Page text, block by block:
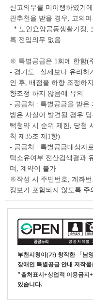
신고의무를 미이행하였기
관추천을 받을 경우, 고의
* 노인요양공동생활가정,
록 전입의무 없음
※ 특별공급은 1회에 한함(
- 경기도 : 실제보다 유리하
인 후, 배점을 하향 조정하
향조정 하지 않음에 유의
- 공급처 : 특별공급을 받은
받은 사실이 발견될 경우
택청약 시 순위 제한, 당첨
칙 제35조 제1항)
- 공급처 : 특별공급대상자
택소유여부 전산검색결과
며, 계약이 불가
※작성 시 주민번호, 계좌
정보가 포함되지 않도록 주
부천시청이(가) 창작한
「남
장애인 특별공급 안내 저작물
"출처표시+상업적 이용금지
있습니다.